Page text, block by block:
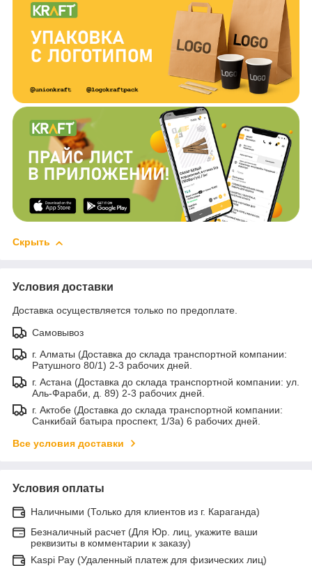
Скрыть
Условия доставки
Доставка осуществляется только по предоплате.
Самовывоз
г. Алматы (Доставка до склада транспортной компании:
Ратушного 80/1) 2-3 рабочих дней.
г. Астана (Доставка до склада транспортной компании: ул.
Аль-Фараби, д. 89) 2-3 рабочих дней.
г. Актобе (Доставка до склада транспортной компании:
Санкибай батыра проспект, 1/3а) 6 рабочих дней.
Все условия доставки
Условия оплаты
Наличными (Только для клиентов из г. Караганда)
Безналичный расчет (Для Юр. лиц, укажите ваши
реквизиты в комментарии к заказу)
Kaspi Pay (Удаленный платеж для физических лиц)